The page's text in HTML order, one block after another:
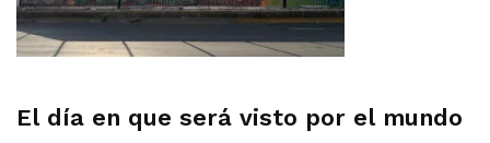
El día en que será visto por el mundo